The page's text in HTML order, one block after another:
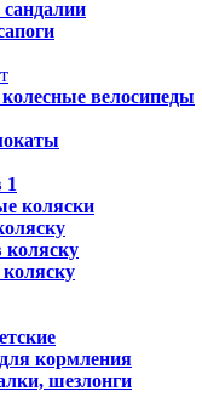
колесные велосипеды
1
коляски
кормления
шезлонги